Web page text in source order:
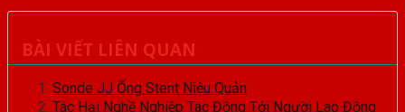
BÀI VIẾT LIÊN QUAN
Sonde JJ Ống Stent Niệu Quản
Tác Hại Nghề Nghiệp Tác Động Tới Người Lao Động